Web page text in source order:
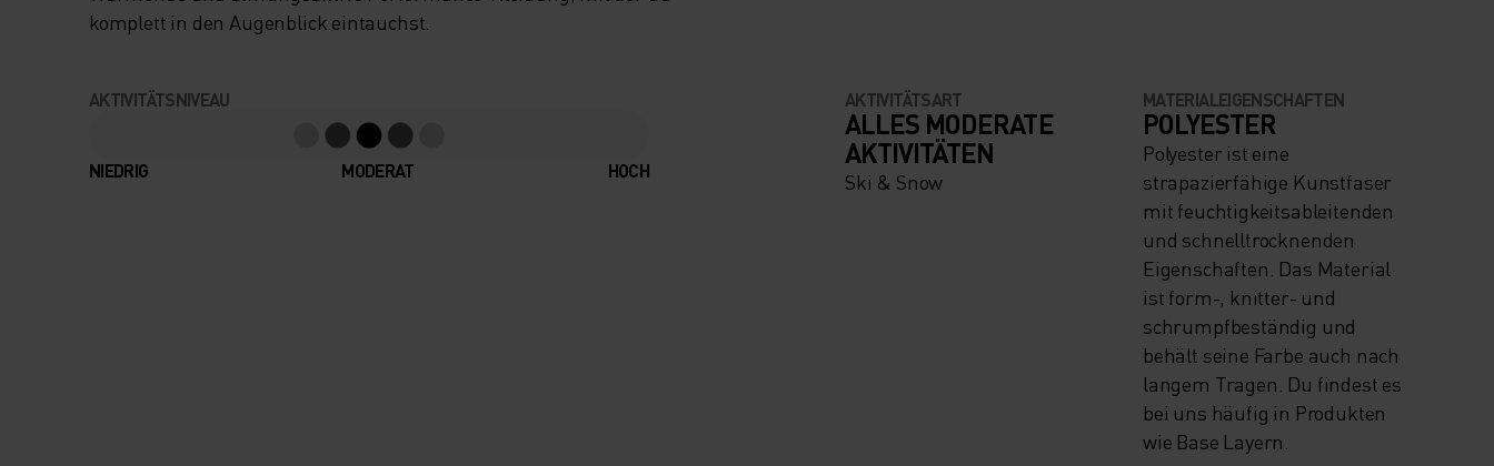
komplett in den Augenblick eintauchst.
AKTIVITÄTSNIVEAU
NIEDRIG MODERAT HOCH
AKTIVITÄTSART
ALLES MODERATE
AKTIVITÄTEN
Ski & Snow
MATERIALEIGENSCHAFTEN
POLYESTER
Polyester ist eine
strapazierfähige Kunstfaser
mit feuchtigkeitsableitenden
und schnelltrocknenden
Eigenschaften. Das Material
ist form-, knitter- und
schrumpfbeständig und
behält seine Farbe auch nach
langem Tragen. Du findest es
bei uns häufig in Produkten
wie Base Layern.